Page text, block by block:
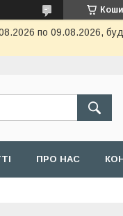
по 09.08.2026,
ПРО НАС